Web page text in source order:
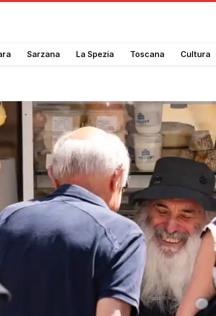
Sarzana La Spezia Toscana Cultura